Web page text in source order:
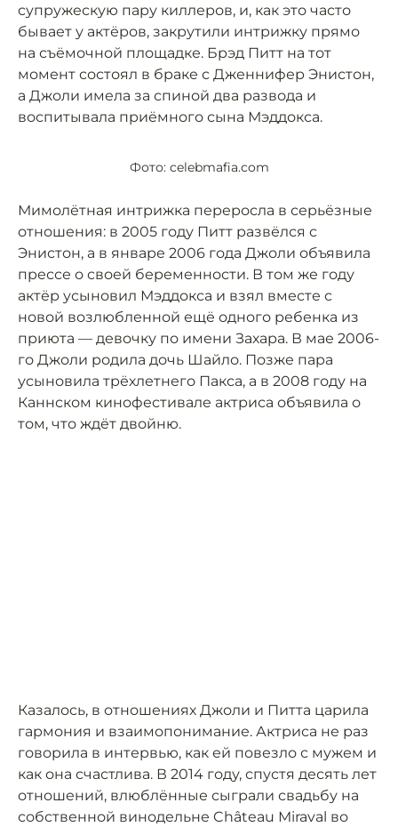
супружескую пару киллеров, и, как это часто
бывает у актёров, закрутили интрижку прямо
на съёмочной площадке. Брэд Питт на тот
момент состоял в браке с Дженнифер Энистон,
а Джоли имела за спиной два развода и
воспитывала приёмного сына Мэддокса.
Фото: celebmafia.com
Мимолётная интрижка переросла в серьёзные
отношения: в 2005 году Питт развёлся с
Энистон, а в январе 2006 года Джоли объявила
прессе о своей беременности. В том же году
актёр усыновил Мэддокса и взял вместе с
новой возлюбленной ещё одного ребенка из
приюта — девочку по имени Захара. В мае 2006-
го Джоли родила дочь Шайло. Позже пара
усыновила трёхлетнего Пакса, а в 2008 году на
Каннском кинофестивале актриса объявила о
том, что ждёт двойню.
Казалось, в отношениях Джоли и Питта царила
гармония и взаимопонимание. Актриса не раз
говорила в интервью, как ей повезло с мужем и
как она счастлива. В 2014 году, спустя десять лет
отношений, влюблённые сыграли свадьбу на
собственной винодельне Château Miraval во